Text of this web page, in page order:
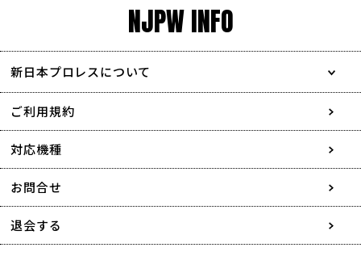
NJPW INFO
新日本プロレスについて
会社情報
採用情報
協賛・広告媒体のご案内
特定商取引に関する表記
ご利用規約
対応機種
お問合せ
退会する